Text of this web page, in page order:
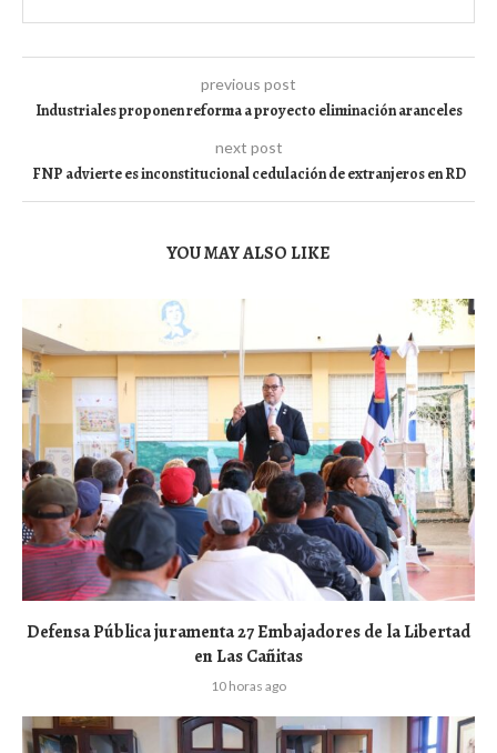
previous post
Industriales proponen reforma a proyecto eliminación aranceles
next post
FNP advierte es inconstitucional cedulación de extranjeros en RD
YOU MAY ALSO LIKE
Defensa Pública juramenta 27 Embajadores de la Libertad
en Las Cañitas
10 horas ago